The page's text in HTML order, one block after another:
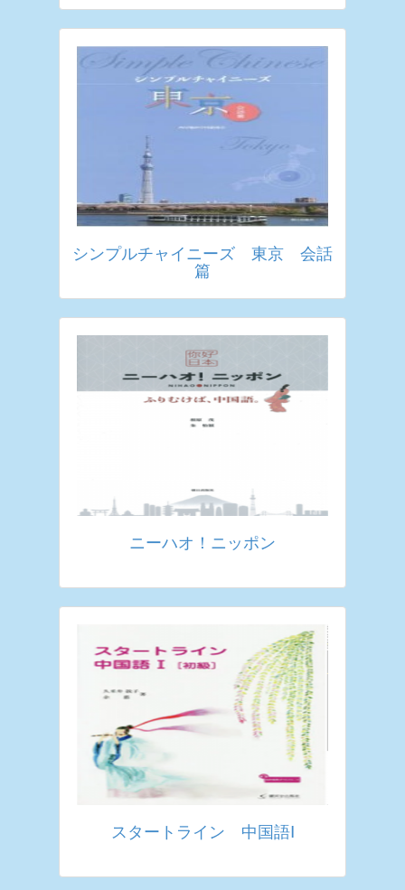
シンプルチャイニーズ 東京 会話
篇
ニーハオ！ニッポン
スタートライン 中国語Ⅰ